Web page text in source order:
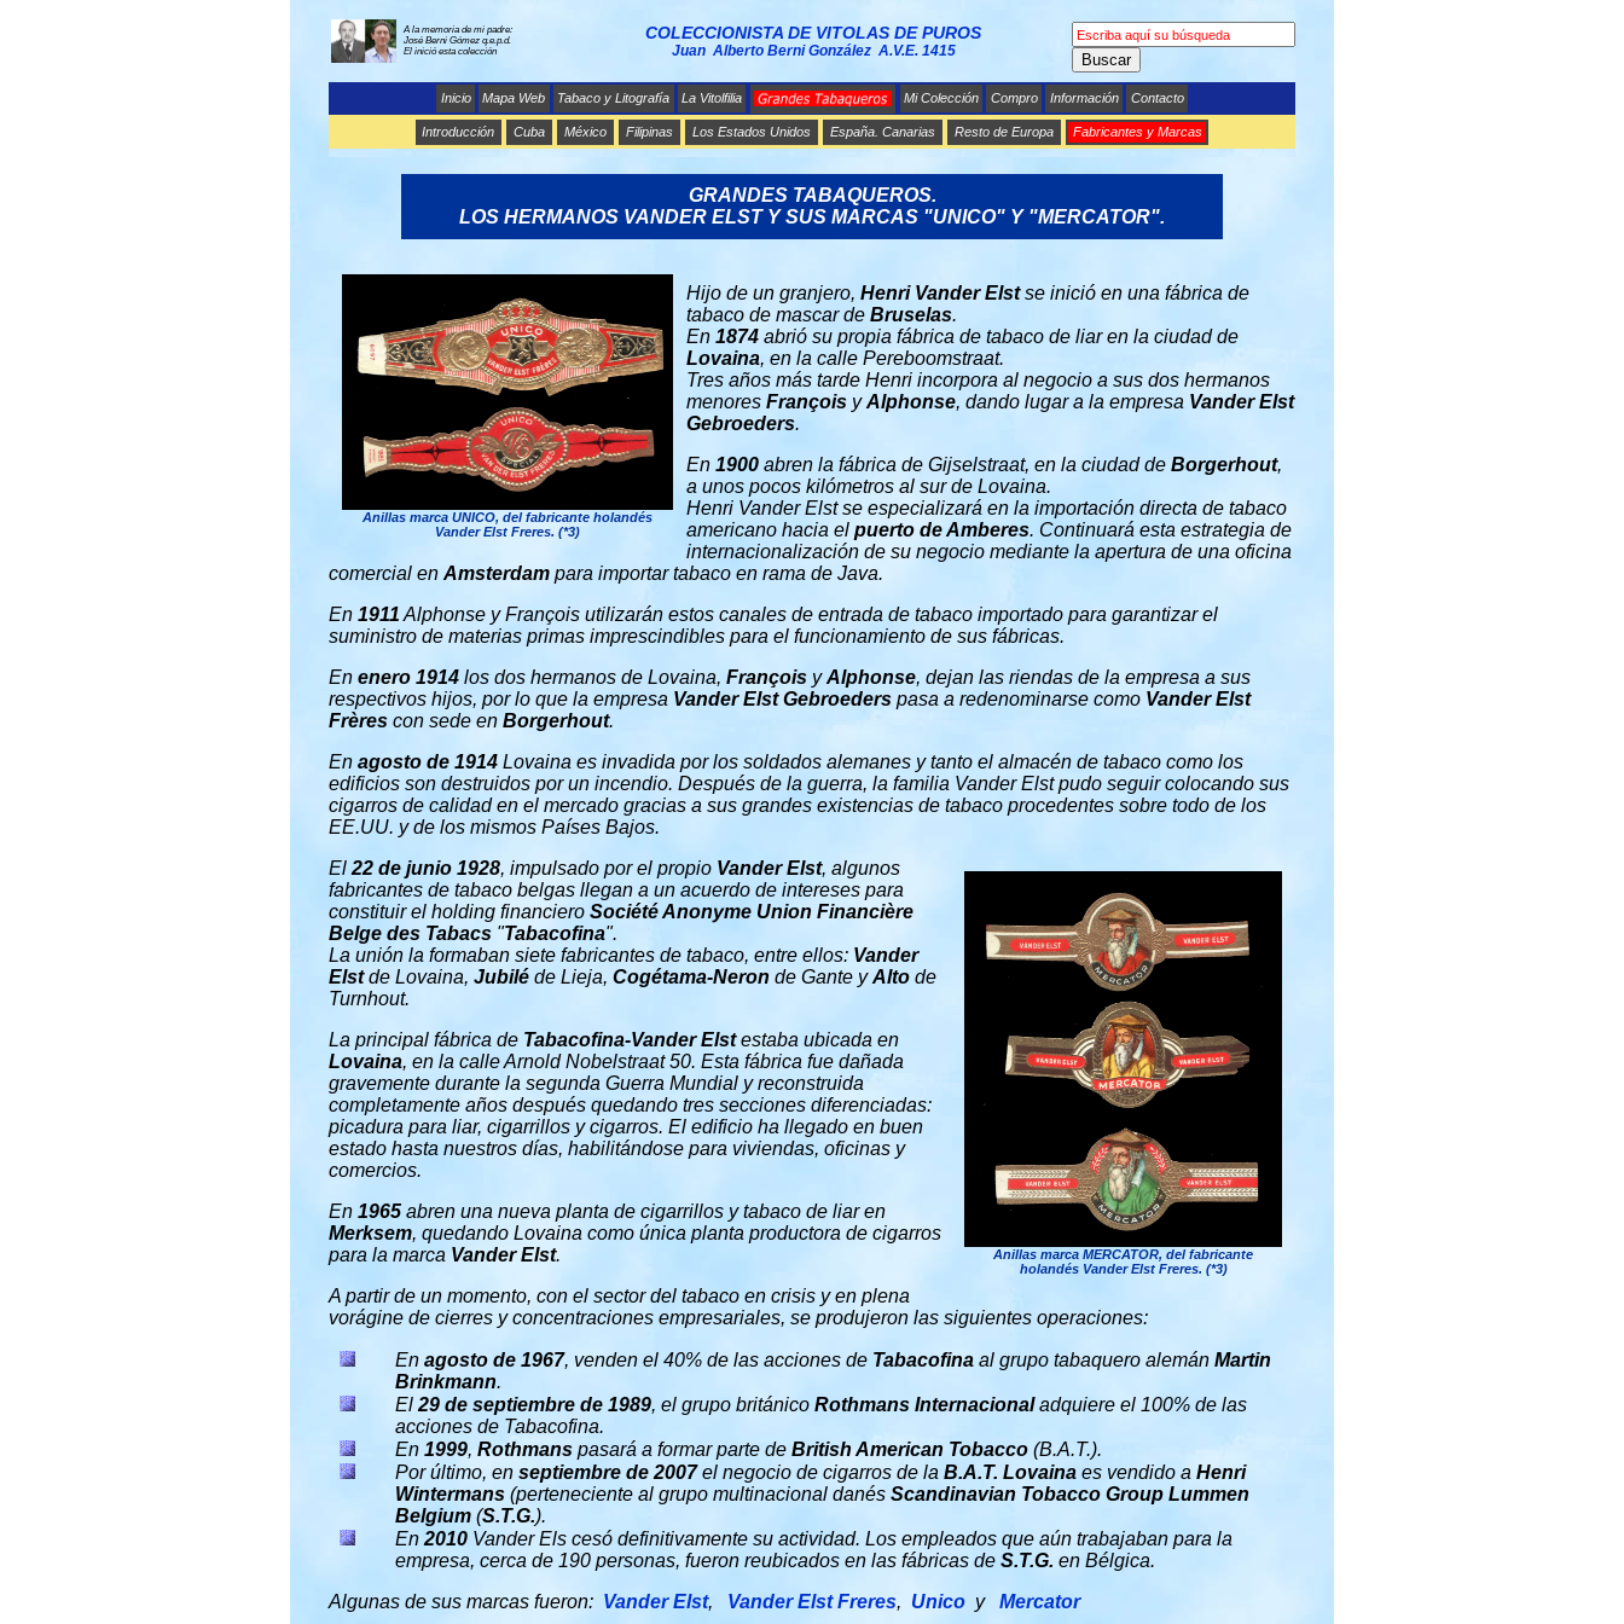
A la memoria de mi padre:
José Berni Gómez q.e.p.d.
El inició esta colección
COLECCIONISTA DE VITOLAS DE PUROS
Juan Alberto Berni González A.V.E. 1415 Buscar
Inicio Mapa Web Tabaco y Litografía La Vitolfilia Mi Colección Compro Información Contacto
Introducción Cuba México Filipinas Los Estados Unidos España. Canarias Resto de Europa Fabricantes y Marcas
GRANDES TABAQUEROS.
LOS HERMANOS VANDER ELST Y SUS MARCAS "UNICO" Y "MERCATOR".
Anillas marca UNICO, del fabricante holandés
Vander Elst Freres. (*3)
Hijo de un granjero, Henri Vander Elstse inició en una fábrica de
tabaco de mascar de Bruselas.
En 1874 abrió su propia fábrica de tabaco de liar en la ciudad de
Lovaina, en la calle Pereboomstraat.
Tres años más tarde Henri incorpora al negocio a sus dos hermanos
menores François yAlphonse, dando lugar a la empresa Vander Elst
Gebroeders.
En 1900 abren la fábrica de Gijselstraat, en la ciudad de Borgerhout,
a unos pocos kilómetros al sur de Lovaina.
Henri Vander Elst se especializará en la importación directa de tabaco
americano hacia el puerto de Amberes. Continuará esta estrategia de
internacionalización de su negocio mediante la apertura de una oficina
comercial en Amsterdam para importar tabaco en rama de Java.
En 1911 Alphonse y François utilizarán estos canales de entrada de tabaco importado para garantizar el
suministro de materias primas imprescindibles para el funcionamiento de sus fábricas.
En enero 1914 los dos hermanos de Lovaina, François yAlphonse, dejan las riendas de la empresa a sus
respectivos hijos, por lo que la empresa Vander Elst Gebroeders pasa a redenominarse como Vander Elst
Frères con sede en Borgerhout.
En agosto de 1914 Lovaina es invadida por los soldados alemanes y tanto el almacén de tabaco como los
edificios son destruidos por un incendio. Después de la guerra, la familia Vander Elst pudo seguir colocando sus
cigarros de calidad en el mercado gracias a sus grandes existencias de tabaco procedentes sobre todo de los
EE.UU. y de los mismos Países Bajos.
Anillas marca MERCATOR, del fabricante
holandés Vander Elst Freres. (*3)
El 22 de junio 1928, impulsado por el propio Vander Elst, algunos
fabricantes de tabaco belgas llegan a un acuerdo de intereses para
constituir el holding financiero Société Anonyme Union Financière
Belge des Tabacs "Tabacofina".
La unión la formaban siete fabricantes de tabaco, entre ellos: Vander
Elstde Lovaina, Jubilé de Lieja, Cogétama-Neron de Gante yAlto de
Turnhout.
La principal fábrica de Tabacofina-Vander Elstestaba ubicada en
Lovaina, en la calle Arnold Nobelstraat 50. Esta fábrica fue dañada
gravemente durante la segunda Guerra Mundial y reconstruida
completamente años después quedando tres secciones diferenciadas:
picadura para liar, cigarrillos y cigarros. El edificio ha llegado en buen
estado hasta nuestros días, habilitándose para viviendas, oficinas y
comercios.
En 1965 abren una nueva planta de cigarrillos y tabaco de liar en
Merksem, quedando Lovaina como única planta productora de cigarros
para la marca Vander Elst.
A partir de un momento, con el sector del tabaco en crisis y en plena
vorágine de cierres y concentraciones empresariales, se produjeron las siguientes operaciones:
En agosto de 1967, venden el 40% de las acciones de Tabacofina al grupo tabaquero alemán Martin
Brinkmann.
El 29 de septiembre de 1989, el grupo británico Rothmans Internacionaladquiere el 100% de las
acciones de Tabacofina.
En 1999, Rothmans pasará a formar parte de British American Tobacco (B.A.T.).
Por último, en septiembre de 2007el negocio de cigarros de la B.A.T. Lovaina es vendido a Henri
Wintermans (perteneciente al grupo multinacional danés Scandinavian Tobacco Group Lummen
Belgium (S.T.G.).
En 2010 Vander Els cesó definitivamente su actividad. Los empleados que aún trabajaban para la
empresa, cerca de 190 personas, fueron reubicados en las fábricas de S.T.G. en Bélgica.
Algunas de sus marcas fueron: Vander Elst, Vander Elst Freres, Unico y Mercator